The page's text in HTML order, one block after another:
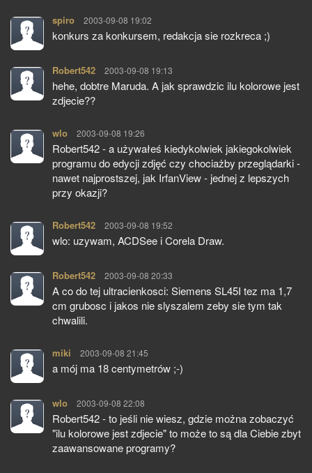
spiro pisze:
2003-09-08 19:02
konkurs za konkursem, redakcja sie rozkreca ;)
Robert542 pisze:
2003-09-08 19:13
hehe, dobtre Maruda. A jak sprawdzic ilu kolorowe jest
zdjecie??
wlo pisze:
2003-09-08 19:26
Robert542 - a używałeś kiedykolwiek jakiegokolwiek
programu do edycji zdjęć czy chociażby przeglądarki -
nawet najprostszej, jak IrfanView - jednej z lepszych
przy okazji?
Robert542 pisze:
2003-09-08 19:52
wlo: uzywam, ACDSee i Corela Draw.
Robert542 pisze:
2003-09-08 20:33
A co do tej ultracienkosci: Siemens SL45I tez ma 1,7
cm grubosc i jakos nie slyszalem zeby sie tym tak
chwalili.
miki pisze:
2003-09-08 21:45
a mój ma 18 centymetrów ;-)
wlo pisze:
2003-09-08 22:08
Robert542 - to jeśli nie wiesz, gdzie można zobaczyć
"ilu kolorowe jest zdjecie" to może to są dla Ciebie zbyt
zaawansowane programy?